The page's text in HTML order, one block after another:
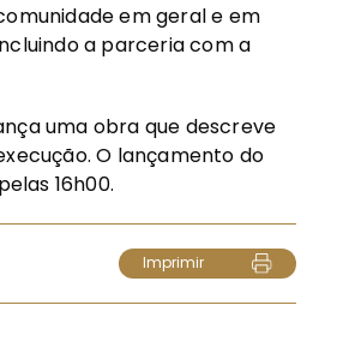
em geral e em
a parceria com a
uma obra que descreve
O lançamento do
16h00.
Imprimir